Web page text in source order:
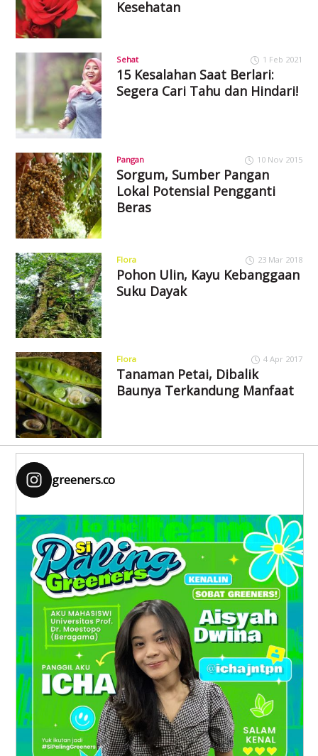
Kesehatan
Sehat 1 Feb 2021
15 Kesalahan Saat Berlari:
Segera Cari Tahu dan Hindari!
Pangan 10 Nov 2015
Sorgum, Sumber Pangan
Lokal Potensial Pengganti
Beras
Flora 23 Mar 2018
Pohon Ulin, Kayu Kebanggaan
Suku Dayak
Flora 4 Apr 2017
Tanaman Petai, Dibalik
Baunya Terkandung Manfaat
greeners.co